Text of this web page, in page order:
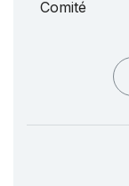
Comité